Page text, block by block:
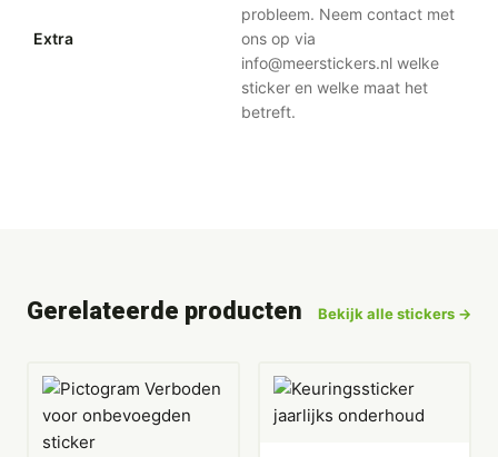
Extra
probleem. Neem contact met
ons op via
info@meerstickers.nl welke
sticker en welke maat het
betreft.
Gerelateerde producten Bekijk alle stickers →